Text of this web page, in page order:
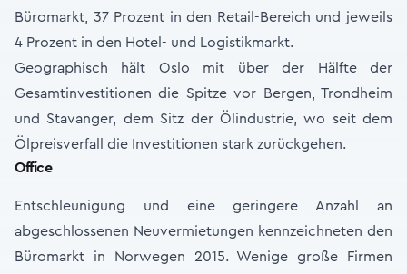
Büromarkt, 37 Prozent in den Retail-Bereich und jeweils
4 Prozent in den Hotel- und Logistikmarkt.
Geographisch hält Oslo mit über der Hälfte der
Gesamtinvestitionen die Spitze vor Bergen, Trondheim
und Stavanger, dem Sitz der Ölindustrie, wo seit dem
Ölpreisverfall die Investitionen stark zurückgehen.
Office
Entschleunigung und eine geringere Anzahl an
abgeschlossenen Neuvermietungen kennzeichneten den
Büromarkt in Norwegen 2015. Wenige große Firmen